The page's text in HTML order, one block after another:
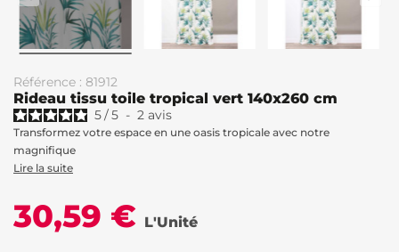
Référence : 81912
Rideau tissu toile tropical vert 140x260 cm
5/5 - 2 avis
Transformez votre espace en une oasis tropicale avec notre
magnifique
Lire la suite
30,59 € L'Unité